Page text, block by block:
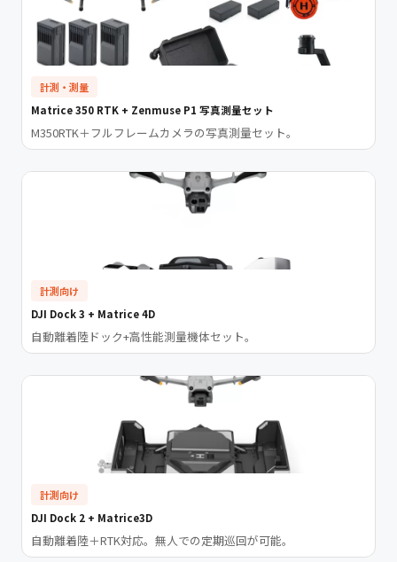
計測・測量
Matrice 350 RTK + Zenmuse P1 写真測量セット
M350RTK＋フルフレームカメラの写真測量セット。
計測向け
DJI Dock 3 + Matrice 4D
自動離着陸ドック+高性能測量機体セット。
計測向け
DJI Dock 2 + Matrice3D
自動離着陸＋RTK対応。無人での定期巡回が可能。